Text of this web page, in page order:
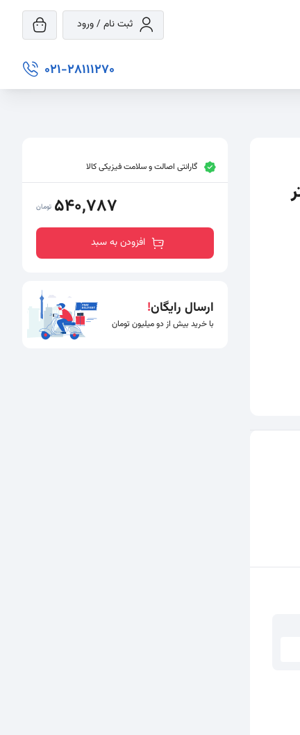
ثبت نام / ورود
021-28111270
گارانتی اصالت و سلامت فیزیکی کالا
540,787 تومان
افزودن به سبد
ارسال رایگان!
با خرید بیش از دو میلیون تومان